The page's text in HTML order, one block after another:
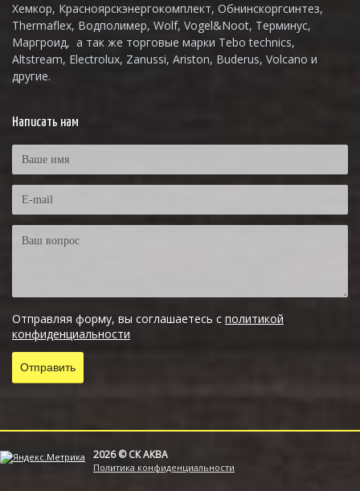
Хемкор, Красноярскэнергокомплект, Обнинскоргсинтез,
Thermaflex, Водполимер, Wolf, Vogel&Noot, Терминус,
Маргроид, а так же торговые марки Tebo technics,
Altstream, Electrolux, Zanussi, Ariston, Buderus, Volcano и
другие.
Написать нам
Отправляя форму, вы соглашаетесь с политикой
конфиденциальности
2026 © СК АКВА
Политика конфиденциальности